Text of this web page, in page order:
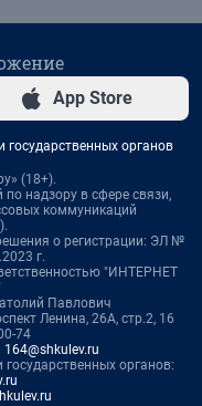
App Store
органов
(18+).
надзору в сфере связи,
коммуникаций
о регистрации: ЭЛ №
г.
"ИНТЕРНЕТ
Павлович
Ленина, 26А, стр.2, 16
74
164@shkulev.ru
органов: